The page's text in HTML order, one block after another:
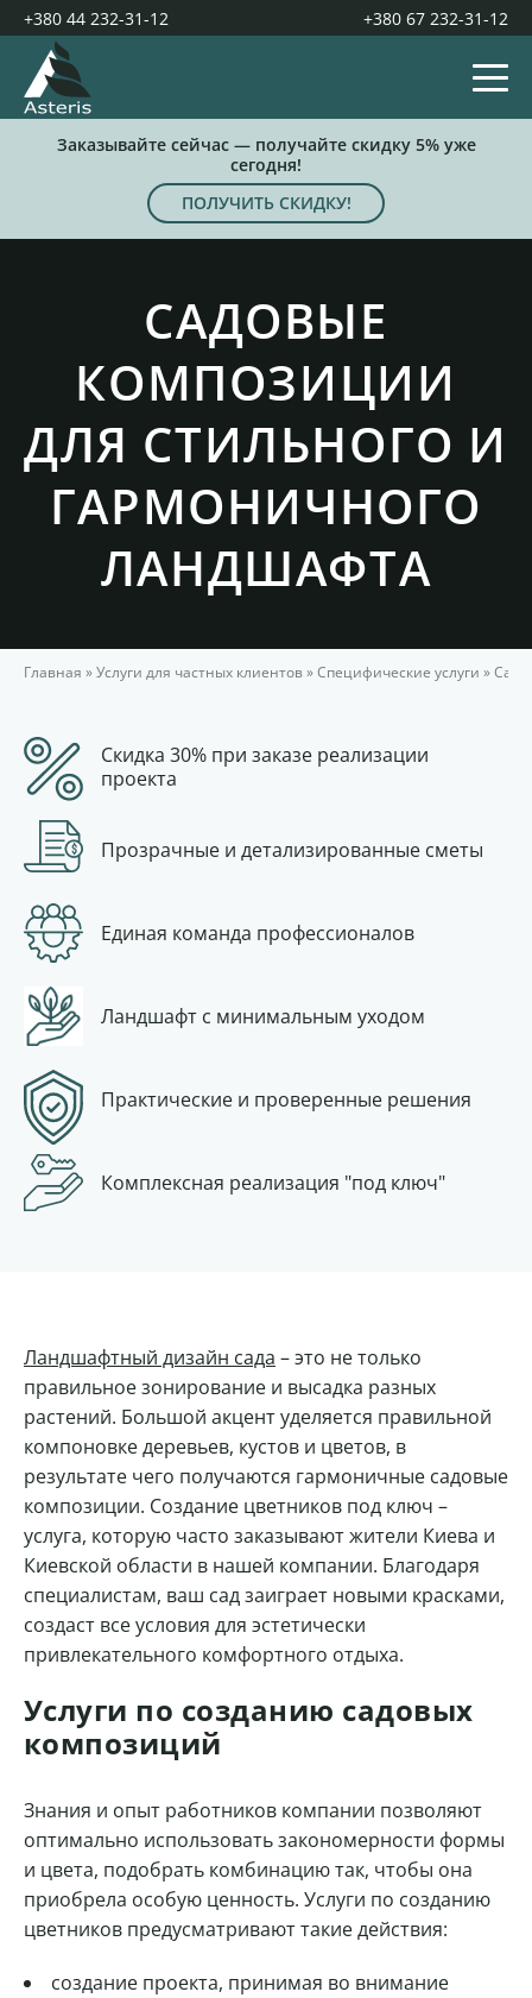
+380 44 232-31-12 +380 67 232-31-12
Заказывайте сейчас — получайте скидку 5% уже
сегодня!
ПОЛУЧИТЬ СКИДКУ!
САДОВЫЕ
КОМПОЗИЦИИ
ДЛЯ СТИЛЬНОГО И
ГАРМОНИЧНОГО
ЛАНДШАФТА
Главная »Услуги для частных клиентов»Специфические услуги »
Скидка 30% при заказе реализации
проекта
Прозрачные и детализированные сметы
Единая команда профессионалов
Ландшафт с минимальным уходом
Практические и проверенные решения
Комплексная реализация "под ключ"
Ландшафтный дизайн сада – это не только
правильное зонирование и высадка разных
растений. Большой акцент уделяется правильной
компоновке деревьев, кустов и цветов, в
результате чего получаются гармоничные садовые
композиции. Создание цветников под ключ –
услуга, которую часто заказывают жители Киева и
Киевской области в нашей компании. Благодаря
специалистам, ваш сад заиграет новыми красками,
создаст все условия для эстетически
привлекательного комфортного отдыха.
Услуги по созданию садовых
композиций
Знания и опыт работников компании позволяют
оптимально использовать закономерности формы
и цвета, подобрать комбинацию так, чтобы она
приобрела особую ценность. Услуги по созданию
цветников предусматривают такие действия:
создание проекта, принимая во внимание